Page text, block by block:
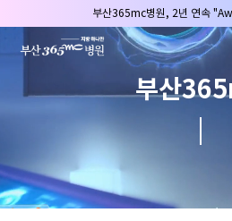
부산365mc병원, 2년 연속
2025 "부산365mc 보건복지
부산365mc병원, 8/15(토)
부산365mc병원, 2년 연속
2025 "부산365mc 보건복지
부산